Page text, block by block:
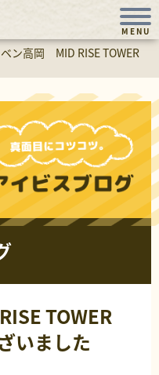
MENU
ベン高岡 MID RISE TOWER
TOWER
いました